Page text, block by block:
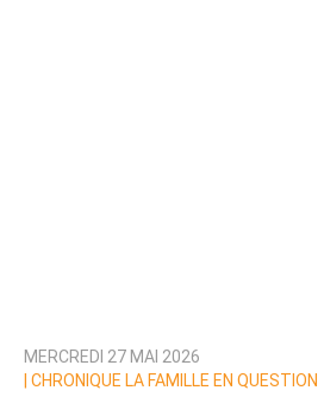
MERCREDI 27 MAI 2026
CHRONIQUE LA FAMILLE EN QUESTION